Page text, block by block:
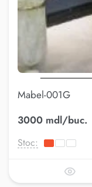
Mabel-001G
3000 mdl/buc.
Stoc: